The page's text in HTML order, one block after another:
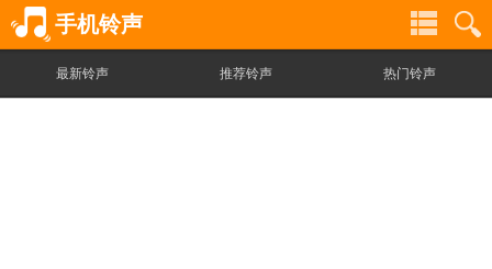
手机铃声
最新铃声 推荐铃声 热门铃声